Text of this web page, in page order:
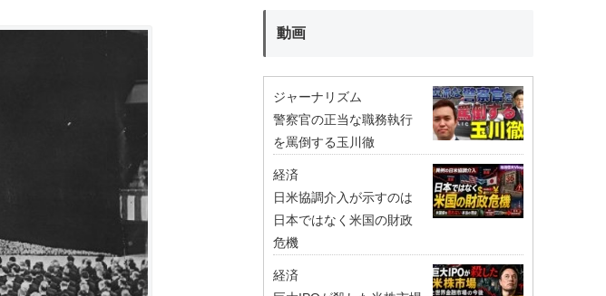
動画
ジャーナリズム
警察官の正当な職務執行
を罵倒する玉川徹
経済
日米協調介入が示すのは
日本ではなく米国の財政
危機
経済